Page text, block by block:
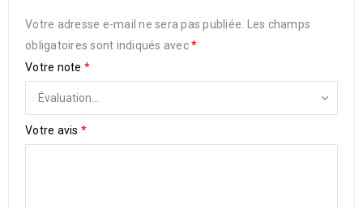
Votre adresse e-mail ne sera pas publiée.
Les champs
obligatoires sont indiqués avec*
Votre note *
Votre avis *